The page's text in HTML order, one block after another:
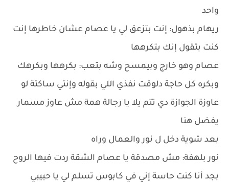
واحد
ريهام بذهول: إنت بتزعق لي يا عصام عشان خاطرها إنت
كنت بتقول إنك بتكرهها
عصام وهو خارج وبيمسح وشه بتعب: بكرهها وبكرهك
وبكره كل حاجة دلوقت نفذي اللي بقوله وإنتي ساكتة لو
عاوزة الجوازة دي تتم يلا يا رجالة همة مش عاوز مسمار
يفضل هنا
بعد شوية دخل ل نور والعمال وراه
نور بلهفة: مش مصدقة يا عصام الشقة ردت فيها الروح
بجد أنا كنت حاسة إني في كابوس تسلم لي يا حبيبي